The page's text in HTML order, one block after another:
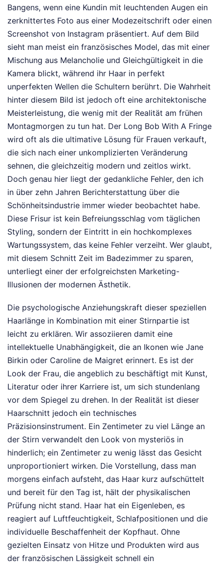
Bangens, wenn eine Kundin mit leuchtenden Augen ein
zerknittertes Foto aus einer Modezeitschrift oder einen
Screenshot von Instagram präsentiert. Auf dem Bild
sieht man meist ein französisches Model, das mit einer
Mischung aus Melancholie und Gleichgültigkeit in die
Kamera blickt, während ihr Haar in perfekt
unperfekten Wellen die Schultern berührt. Die Wahrheit
hinter diesem Bild ist jedoch oft eine architektonische
Meisterleistung, die wenig mit der Realität am frühen
Montagmorgen zu tun hat. Der Long Bob With A Fringe
wird oft als die ultimative Lösung für Frauen verkauft,
die sich nach einer unkomplizierten Veränderung
sehnen, die gleichzeitig modern und zeitlos wirkt.
Doch genau hier liegt der gedankliche Fehler, den ich
in über zehn Jahren Berichterstattung über die
Schönheitsindustrie immer wieder beobachtet habe.
Diese Frisur ist kein Befreiungsschlag vom täglichen
Styling, sondern der Eintritt in ein hochkomplexes
Wartungssystem, das keine Fehler verzeiht. Wer glaubt,
mit diesem Schnitt Zeit im Badezimmer zu sparen,
unterliegt einer der erfolgreichsten Marketing-
Illusionen der modernen Ästhetik.
Die psychologische Anziehungskraft dieser speziellen
Haarlänge in Kombination mit einer Stirnpartie ist
leicht zu erklären. Wir assoziieren damit eine
intellektuelle Unabhängigkeit, die an Ikonen wie Jane
Birkin oder Caroline de Maigret erinnert. Es ist der
Look der Frau, die angeblich zu beschäftigt mit Kunst,
Literatur oder ihrer Karriere ist, um sich stundenlang
vor dem Spiegel zu drehen. In der Realität ist dieser
Haarschnitt jedoch ein technisches
Präzisionsinstrument. Ein Zentimeter zu viel Länge an
der Stirn verwandelt den Look von mysteriös in
hinderlich; ein Zentimeter zu wenig lässt das Gesicht
unproportioniert wirken. Die Vorstellung, dass man
morgens einfach aufsteht, das Haar kurz aufschüttelt
und bereit für den Tag ist, hält der physikalischen
Prüfung nicht stand. Haar hat ein Eigenleben, es
reagiert auf Luftfeuchtigkeit, Schlafpositionen und die
individuelle Beschaffenheit der Kopfhaut. Ohne
gezielten Einsatz von Hitze und Produkten wird aus
der französischen Lässigkeit schnell ein